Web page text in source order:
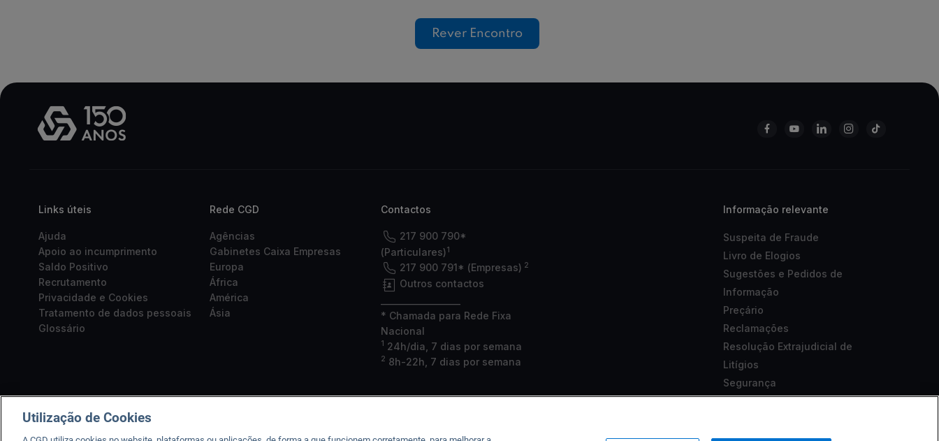
Rever Encontro
Links úteis
Ajuda
Apoio ao incumprimento
Saldo Positivo
Recrutamento
Privacidade e Cookies
Tratamento de dados pessoais
Glossário
Rede CGD
Agências
Gabinetes Caixa Empresas
Europa
África
América
Ásia
Contactos
217 900 790*
(Particulares)1
217 900 791* (Empresas) 2
Outros contactos
* Chamada para Rede Fixa
Nacional
1 24h/dia, 7 dias por semana
2 8h-22h, 7 dias por semana
Informação relevante
Suspeita de Fraude
Livro de Elogios
Sugestões e Pedidos de
Informação
Preçário
Reclamações
Resolução Extrajudicial de
Litígios
Segurança
Aviso Legal
Utilização de Cookies